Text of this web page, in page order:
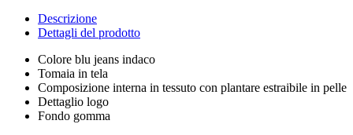
Descrizione
Dettagli del prodotto
Colore blu jeans indaco
Tomaia in tela
Composizione interna in tessuto con plantare estraibile in pelle
Dettaglio logo
Fondo gomma